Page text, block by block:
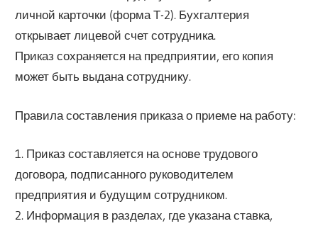
личной карточки (форма Т-2). Бухгалтерия
открывает лицевой счет сотрудника.
Приказ сохраняется на предприятии, его копия
может быть выдана сотруднику.
Правила составления приказа о приеме на работу:
1. Приказ составляется на основе трудового
договора, подписанного руководителем
предприятия и будущим сотрудником.
2. Информация в разделах, где указана ставка,